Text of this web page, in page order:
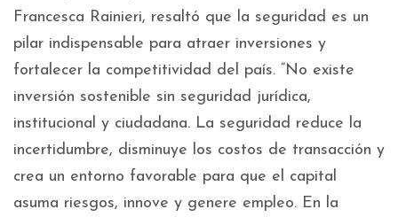
Francesca Rainieri, resaltó que la seguridad es un
pilar indispensable para atraer inversiones y
fortalecer la competitividad del país. “No existe
inversión sostenible sin seguridad jurídica,
institucional y ciudadana. La seguridad reduce la
incertidumbre, disminuye los costos de transacción y
crea un entorno favorable para que el capital
asuma riesgos, innove y genere empleo. En la